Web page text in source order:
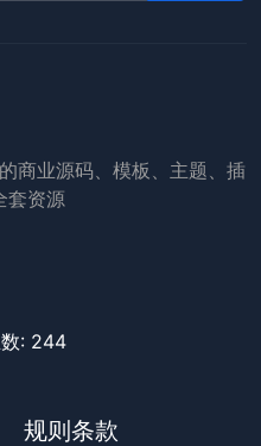
商业源码、模板、主题、插
套资源
: 244
规则条款